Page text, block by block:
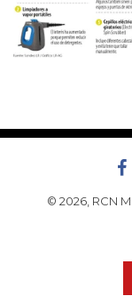
© 2026, RCN